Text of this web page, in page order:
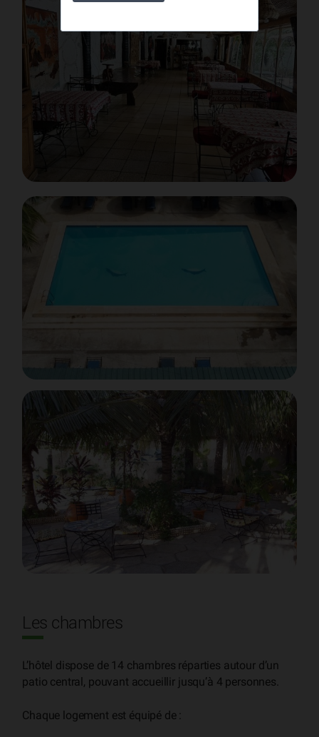
Les chambres
L’hôtel dispose de 14 chambres réparties autour d’un
patio central, pouvant accueillir jusqu’à 4 personnes.
Chaque logement est équipé de :